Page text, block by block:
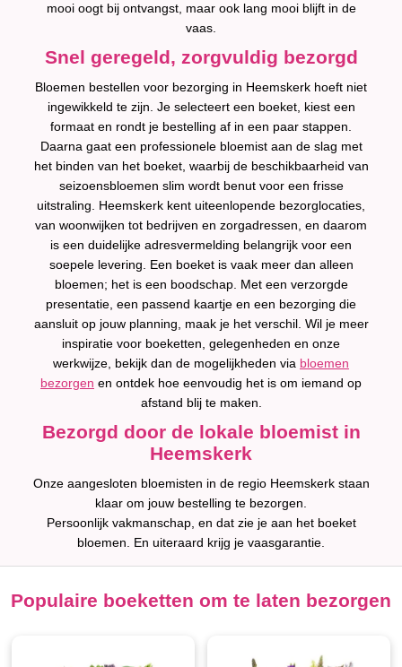
mooi oogt bij ontvangst, maar ook lang mooi blijft in de
vaas.
Snel geregeld, zorgvuldig bezorgd
Bloemen bestellen voor bezorging in Heemskerk hoeft niet
ingewikkeld te zijn. Je selecteert een boeket, kiest een
formaat en rondt je bestelling af in een paar stappen.
Daarna gaat een professionele bloemist aan de slag met
het binden van het boeket, waarbij de beschikbaarheid van
seizoensbloemen slim wordt benut voor een frisse
uitstraling. Heemskerk kent uiteenlopende bezorglocaties,
van woonwijken tot bedrijven en zorgadressen, en daarom
is een duidelijke adresvermelding belangrijk voor een
soepele levering. Een boeket is vaak meer dan alleen
bloemen; het is een boodschap. Met een verzorgde
presentatie, een passend kaartje en een bezorging die
aansluit op jouw planning, maak je het verschil. Wil je meer
inspiratie voor boeketten, gelegenheden en onze
werkwijze, bekijk dan de mogelijkheden via bloemen
bezorgen en ontdek hoe eenvoudig het is om iemand op
afstand blij te maken.
Bezorgd door de lokale bloemist in
Heemskerk
Onze aangesloten bloemisten in de regio Heemskerk staan
klaar om jouw bestelling te bezorgen.
Persoonlijk vakmanschap, en dat zie je aan het boeket
bloemen. En uiteraard krijg je vaasgarantie.
Populaire boeketten om te laten bezorgen